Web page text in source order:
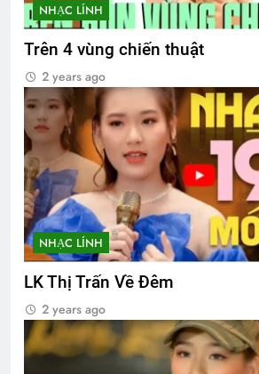
NHẠC LÍNH
Trên 4 vùng chiến thuật
2 years ago
NHẠC LÍNH
LK Thị Trấn Về Đêm
2 years ago